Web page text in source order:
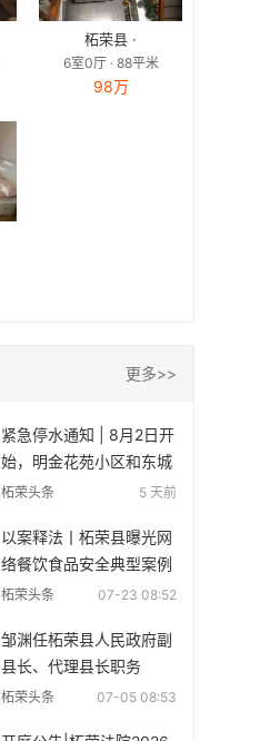
柘荣县 ·
6室0厅 · 88平米
98万
更多>>
紧急停水通知 | 8月2日开
始，明金花苑小区和东城
嘉苑小区……
柘荣头条 5 天前
以案释法丨柘荣县曝光网
络餐饮食品安全典型案例
（第五期）有你认识的
柘荣头条 07-23 08:52
邹渊任柘荣县人民政府副
县长、代理县长职务
柘荣头条 07-05 08:53